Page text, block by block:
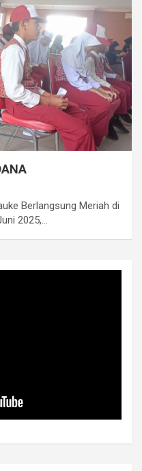
Berlangsung Meriah di
2025,…